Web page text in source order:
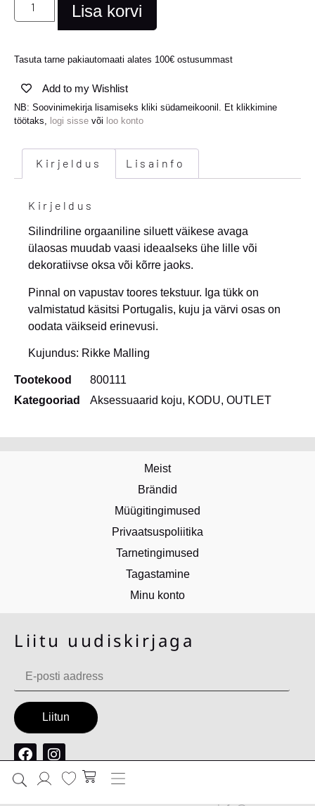
Lisa korvi
Tasuta tarne pakiautomaati alates 100€ ostusummast
Add to my Wishlist
NB: Soovinimekirja lisamiseks kliki südameikoonil. Et klikkimine
töötaks, logi sisse või loo konto
Kirjeldus Lisainfo
Kirjeldus
Silindriline orgaaniline siluett väikese avaga
ülaosas muudab vaasi ideaalseks ühe lille või
dekoratiivse oksa või kõrre jaoks.
Pinnal on vapustav toores tekstuur. Iga tükk on
valmistatud käsitsi Portugalis, kuju ja värvi osas on
oodata väikseid erinevusi.
Kujundus: Rikke Malling
Tootekood
800111
Kategooriad
Aksessuaarid koju, KODU, OUTLET
Meist
Brändid
Müügitingimused
Privaatsuspoliitika
Tarnetingimused
Tagastamine
Minu konto
Liitu uudiskirjaga